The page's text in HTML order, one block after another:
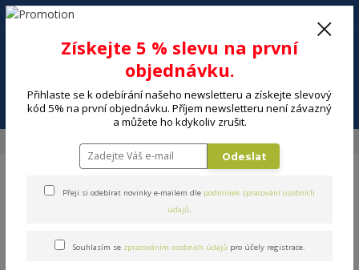
Menu
+420 602 494 600
Získejte 5 % slevu na první
objednávku.
Přihlaste se k odebírání našeho newsletteru a získejte slevový
kód 5% na první objednávku. Příjem newsletteru není závazný
a můžete ho kdykoliv zrušit.
Odeslat
Přeji si odebírat novinky e-mailem dle podmínek zpracování osobních
údajů.
Souhlasím se zpracováním osobních údajů pro účely registrace.